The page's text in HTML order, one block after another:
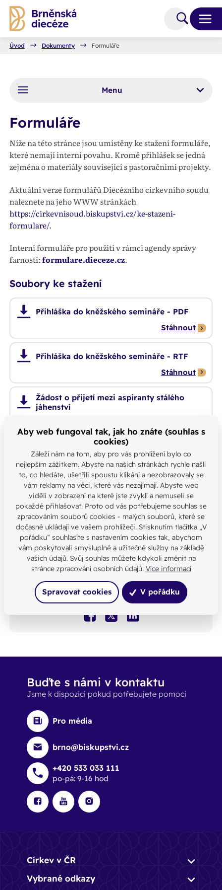
Úvod Dokumenty Formuláře
Menu
Formuláře
Níže na této stránce jsou umístěny ke stažení formuláře,
které nemají interní povahu. Kromě přihlášek se jedná
zejména o materiály související s pastoračními projekty.
Aktuální verze formulářů Diecézního církevního soudu
naleznete na jeho WWW stránkách
https://cirkevnisoud.biskupstvi.cz/ke-stazeni-
formulare/.
Interní formuláře pro použití v rámci agendy správy
farností:formulare.dieceze.cz.
Soubory ke stažení
Přihláška do kněžského semináře - PDF
Stáhnout
Přihláška do kněžského semináře - RTF
Stáhnout
Žádost o přijetí mezi aspiranty stálého
jáhenství
Žádost o poskytnutí relikvie blahoslavených
Jana Buly a Václava Drboly
Stáhnout
Příloha k vyúčtování PP 2025 - porovnání
skutečných nákladů a výnosů s rozpočtem -
XLSX
Stáhnout
Našli jste chybu nebo máte jinou
otázku?
Kontaktujte nás
SDÍLEJTE:
Buďte s námi v kontaktu
Jsme k dispozici pokud potřebujete pomoci
Pro média
brno@biskupstvi.cz
+420 533 033 111
po-pá: 9-16 hod
Církev v ČR
Vybrané odkazy
Aby web fungoval tak, jak ho znáte (souhlas s
cookies)
Záleží nám na tom, aby pro vás prohlížení bylo co
nejlepším zážitkem. Abyste na našich stránkách rychle našli
to, co hledáte, ušetřili spoustu klikání a nezobrazovaly se
vám reklamy na věci, které vás nezajímají. Abyste web
viděli v zobrazení na které jste zvyklí a nemuseli se
pokaždé přihlašovat. Proto od vás potřebujeme souhlas se
zpracováním souborů cookies - malých souborů, které se
dočasně ukládají ve vašem prohlížeči. Stisknutím tlačítka „V
pořádku“ souhlasíte s nastavením cookies tak, abychom
vám poskytovali smysluplné a užitečné služby na základě
vašich údajů. Svůj souhlas můžete kdykoli změnit na
stránce zpracování osobních údajů. Více informací
Spravovat cookies V pořádku